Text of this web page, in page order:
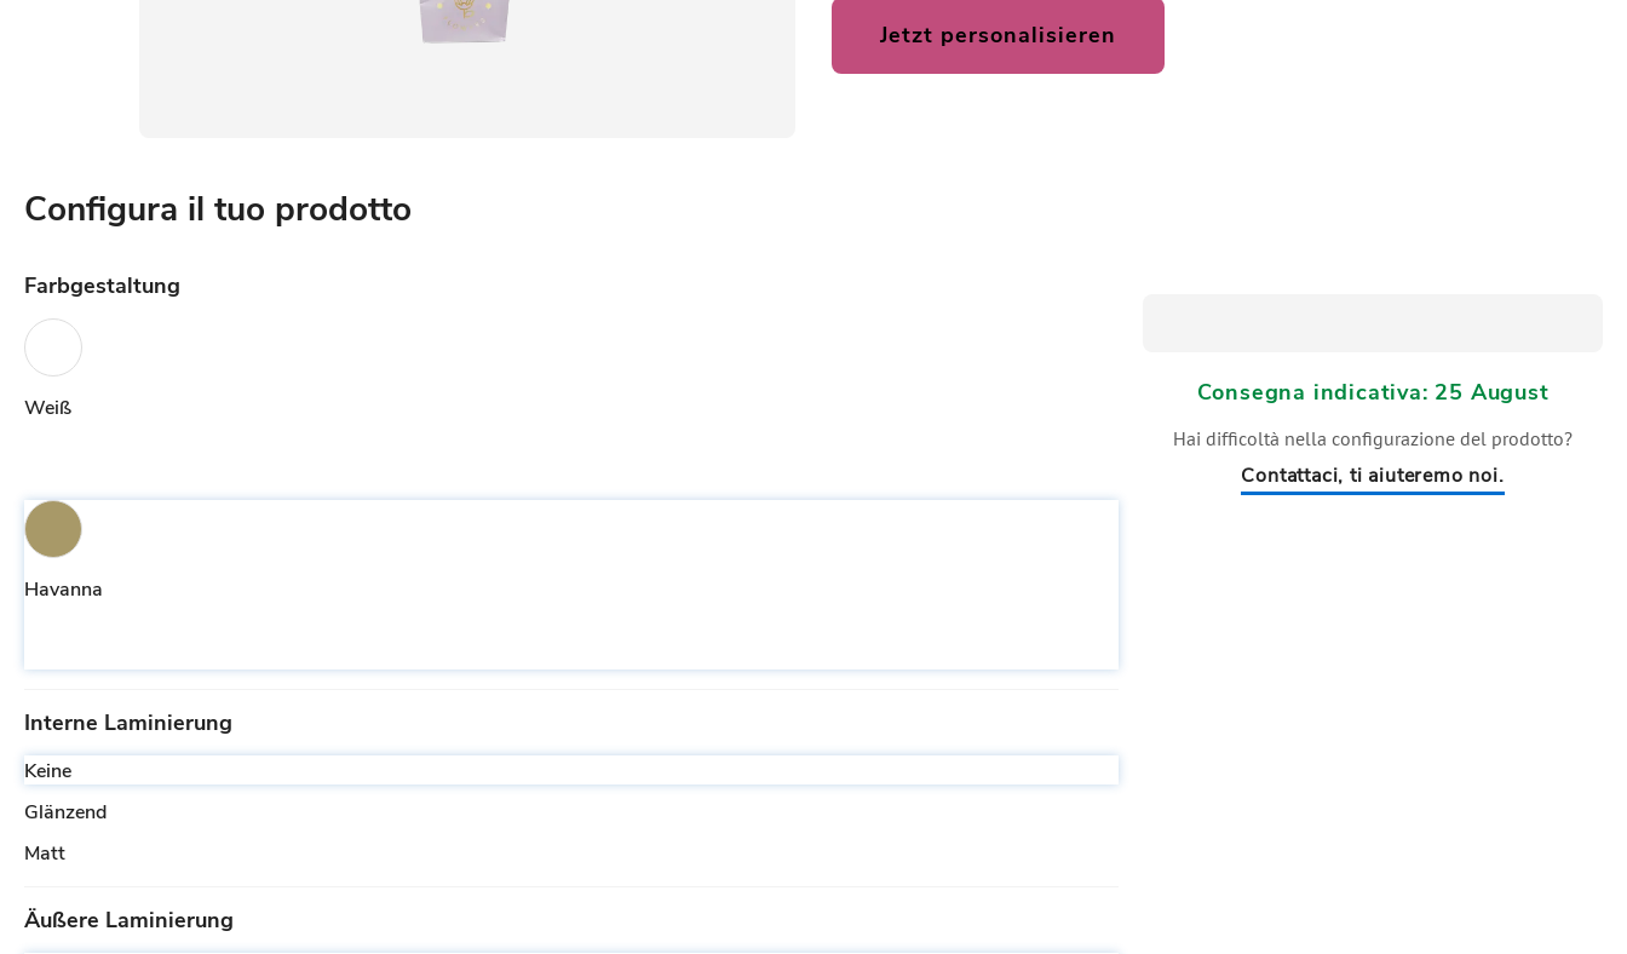
Jetzt personalisieren
Configura il tuo prodotto
Farbgestaltung
Weiß
Havanna
Interne Laminierung
Keine
Glänzend
Matt
Äußere Laminierung
Consegna indicativa: 25 August
Hai difficoltà nella configurazione del prodotto?
Contattaci, ti aiuteremo noi.